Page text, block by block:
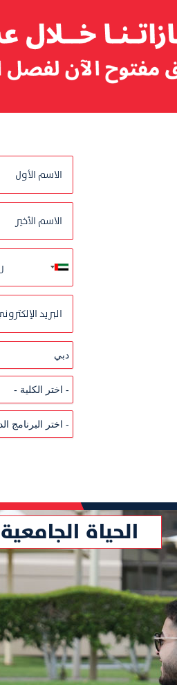
الحياة الجامعية